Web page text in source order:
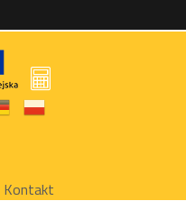
Kontakt